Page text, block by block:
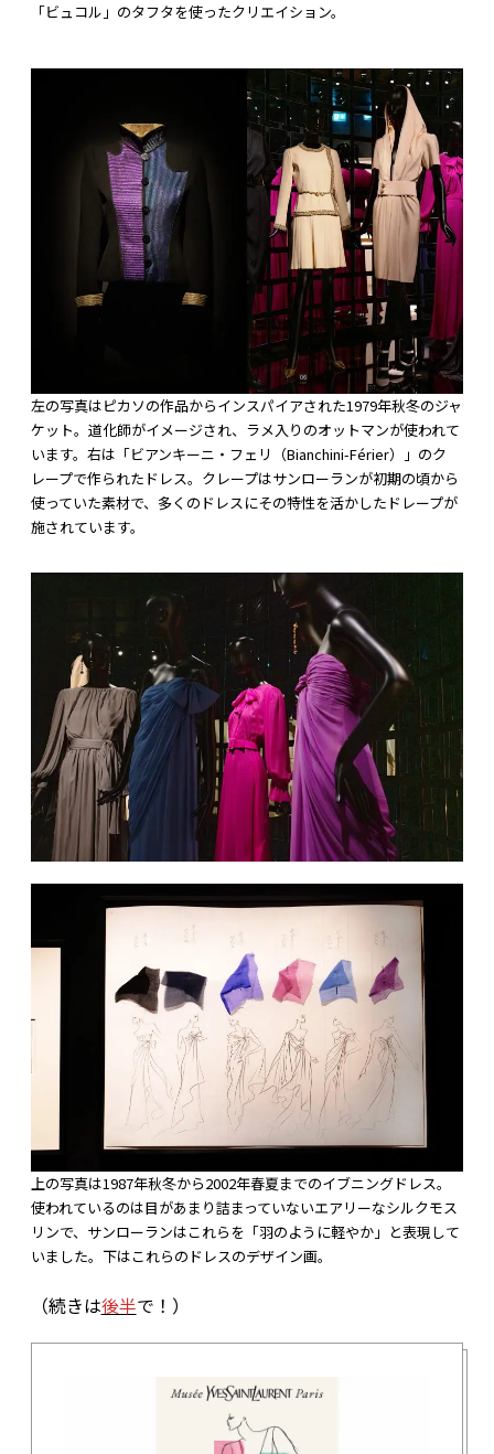
「ビュコル」のタフタを使ったクリエイション。
左の写真はピカソの作品からインスパイアされた1979年秋冬のジャ
ケット。道化師がイメージされ、ラメ入りのオットマンが使われて
います。右は「ビアンキーニ・フェリ（Bianchini-Férier）」のク
レープで作られたドレス。クレープはサンローランが初期の頃から
使っていた素材で、多くのドレスにその特性を活かしたドレープが
施されています。
上の写真は1987年秋冬から2002年春夏までのイブニングドレス。
使われているのは目があまり詰まっていないエアリーなシルクモス
リンで、サンローランはこれらを「羽のように軽やか」と表現して
いました。下はこれらのドレスのデザイン画。
（続きは後半で！）